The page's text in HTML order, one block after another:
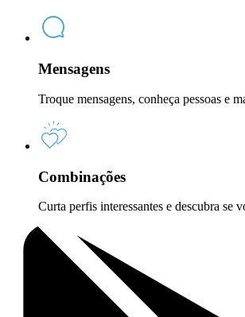
Mensagens
Troque mensagens, conheça pessoas e
Combinações
Curta perfis interessantes e descubra se